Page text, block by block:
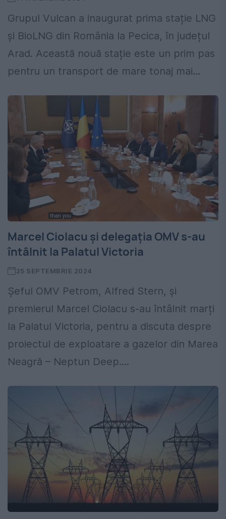
Grupul Vulcan a inaugurat prima stație LNG
și BioLNG din România la Pecica, în județul
Arad. Această nouă stație este un prim pas
pentru un transport de mare tonaj mai...
Marcel Ciolacu și delegația OMV s-au
întâlnit la Palatul Victoria
25 SEPTEMBRIE 2024
Șeful OMV Petrom, Alfred Stern, și
premierul Marcel Ciolacu s-au întâlnit marți
la Palatul Victoria, pentru a discuta despre
proiectul de exploatare a gazelor din Marea
Neagră – Neptun Deep....